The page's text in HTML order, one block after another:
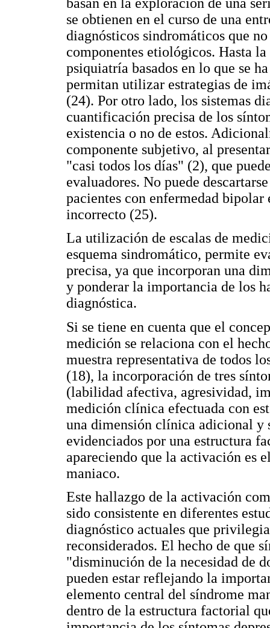
se obtienen en el curso de una
diagnósticos sindromáticos que
componentes etiológicos. Hasta
psiquiatría basados en lo que se
permitan utilizar estrategias de
(24). Por otro lado, los sistemas
cuantificación precisa de los
existencia o no de estos.
componente subjetivo, al
"casi todos los días" (2), que
evaluadores. No puede
pacientes con enfermedad
incorrecto (25).
La utilización de escalas de
esquema sindromático, permite
precisa, ya que incorporan una
y ponderar la importancia de los
diagnóstica.
Si se tiene en cuenta que el
medición se relaciona con el
muestra representativa de todos
(18), la incorporación de tres
(labilidad afectiva, agresividad,
medición clínica efectuada con
una dimensión clínica adicional y
evidenciados por una estructura
apareciendo que la activación es
maniaco.
Este hallazgo de la activación
sido consistente en diferentes
diagnóstico actuales que
reconsiderados. El hecho de que
"disminución de la necesidad de
pueden estar reflejando la
elemento central del síndrome
dentro de la estructura factorial